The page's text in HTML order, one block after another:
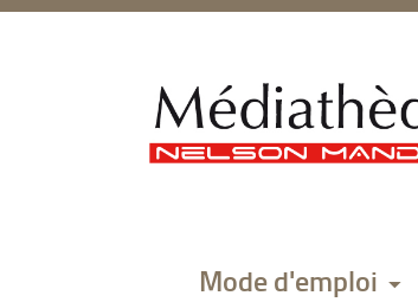
recherche
Mode d'emploi